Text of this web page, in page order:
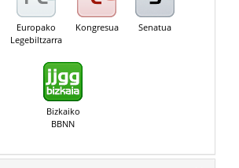
Europako
Legebiltzarra
Kongresua Senatua
Bizkaiko
BBNN